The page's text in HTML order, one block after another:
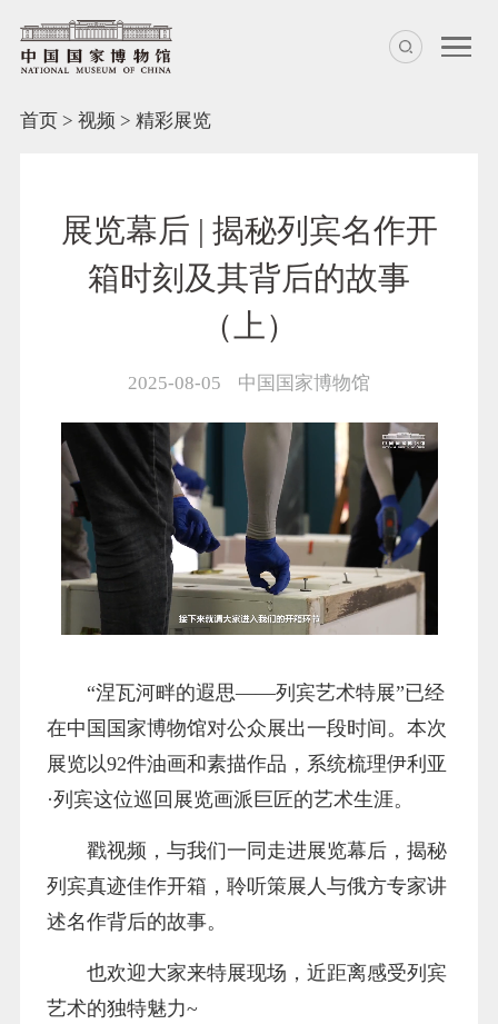
首页> 视频 > 精彩展览
展览幕后 | 揭秘列宾名作开
箱时刻及其背后的故事​
（上）
2025-08-05 中国国家博物馆
“涅瓦河畔的遐思——列宾艺术特展”已经
在中国国家博物馆对公众展出一段时间。本次
展览以92件油画和素描作品，系统梳理伊利亚
·列宾这位巡回展览画派巨匠的艺术生涯。
戳视频，与我们一同走进展览幕后，揭秘
列宾真迹佳作开箱，聆听策展人与俄方专家讲
述名作背后的故事。
也欢迎大家来特展现场，近距离感受列宾
艺术的独特魅力~